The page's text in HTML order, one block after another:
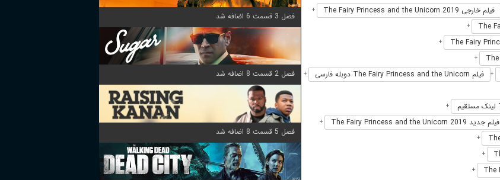
فیلم خارجی The Fairy Princess and the Unicorn 2019 +
+
+
+
+ فیلم The Fairy Princess and the Unicorn دوبله فارسی +
+
فیلم جدید The Fairy Princess and the Unicorn 2019 +
+
+
+
فصل 3 قسمت 6 اضافه شد
فصل 2 قسمت 8 اضافه شد
فصل 5 قسمت 8 اضافه شد